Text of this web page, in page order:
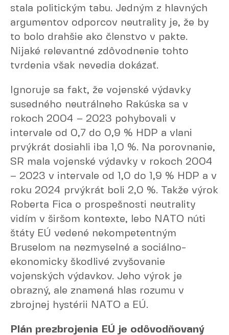
stala politickým tabu. Jedným z hlavných
argumentov odporcov neutrality je, že by
to bolo drahšie ako členstvo v pakte.
Nijaké relevantné zdôvodnenie tohto
tvrdenia však nevedia dokázať.
Ignoruje sa fakt, že vojenské výdavky
susedného neutrálneho Rakúska sa v
rokoch 2004 – 2023 pohybovali v
intervale od 0,7 do 0,9 % HDP a vlani
prvýkrát dosiahli iba 1,0 %. Na porovnanie,
SR mala vojenské výdavky v rokoch 2004
– 2023 v intervale od 1,0 do 1,9 % HDP a v
roku 2024 prvýkrát boli 2,0 %. Takže výrok
Roberta Fica o prospešnosti neutrality
vidím v širšom kontexte, lebo NATO núti
štáty EÚ vedené nekompetentným
Bruselom na nezmyselné a sociálno-
ekonomicky škodlivé zvyšovanie
vojenských výdavkov. Jeho výrok je
obrazný, ale znamená hlas rozumu v
zbrojnej hystérii NATO a EÚ.
Plán prezbrojenia EÚ je odôvodňovaný